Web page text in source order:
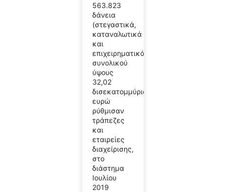
563.823
δάνεια
(στεγαστικά,
καταναλωτικά
και
επιχειρηματικά),
συνολικού
ύψους
32,02
δισεκατομμύρια
ευρώ
ρύθμισαν
τράπεζες
και
εταιρείες
διαχείρισης,
στο
διάστημα
Ιουλίου
2019